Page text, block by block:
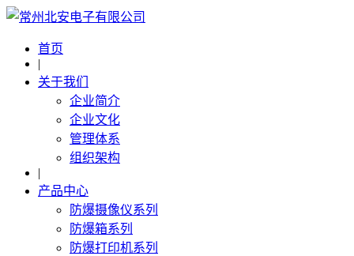
首页
|
关于我们
企业简介
企业文化
管理体系
组织架构
|
产品中心
防爆摄像仪系列
防爆箱系列
防爆打印机系列